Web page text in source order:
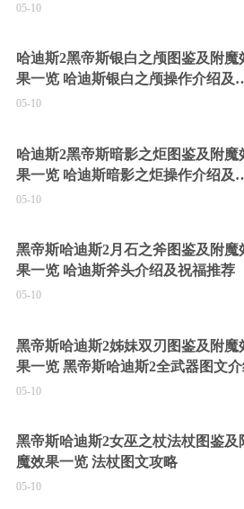
05-10
哈迪斯2黑帝斯银白之颅图鉴及附魔
果一览 哈迪斯银白之颅操作介绍及
福推荐
05-10
哈迪斯2黑帝斯暗影之炬图鉴及附魔
果一览 哈迪斯暗影之炬操作介绍及
福推荐
05-10
黑帝斯哈迪斯2月石之斧图鉴及附魔
果一览 哈迪斯斧头介绍及祝福推荐
05-10
黑帝斯哈迪斯2姊妹双刃图鉴及附魔
果一览 黑帝斯哈迪斯2全武器图文
05-10
黑帝斯哈迪斯2女巫之杖法杖图鉴及
魔效果一览 法杖图文攻略
05-10